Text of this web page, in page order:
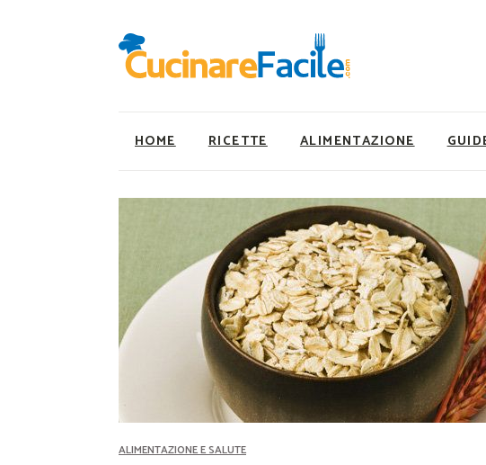
HOME RICETTE
Ricette Facili e Veloci
Ricette Primi Piatti
Ricette Antipasti
Ricette Dolci
Ricette Carne
Ricette Secondi
Ricette Pizze e Rustici
Ricette Contorni
ALIMENTAZIONE
Utility
Super Alimenti
Nutrizionista a tavola
Ricette Vegetariane
Ricette Vegane
Rumors
ALIMENTAZIONE E SALUTE